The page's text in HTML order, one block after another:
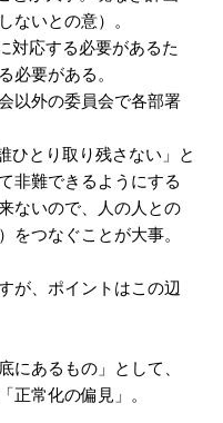
ないとの意）。
対応する必要があるた
必要がある。
以外の委員会で各部署
ひとり取り残さない」と
非難できるようにする
ないので、人の人との
をつなぐことが大事。
が、ポイントはこの辺
にあるもの」として、
正常化の偏見」。